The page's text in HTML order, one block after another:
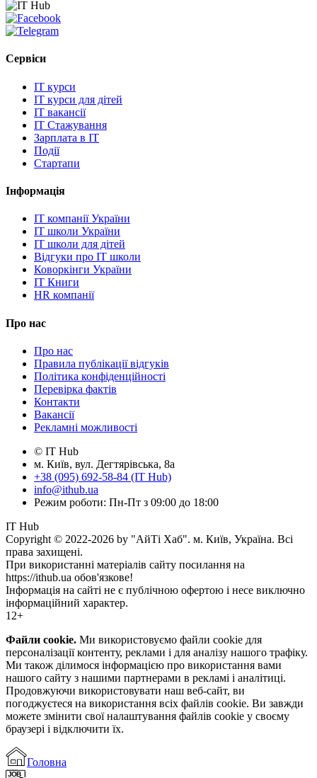
Сервіси
IT курси
IT курси для дітей
IT вакансії
IT Стажування
Зарплата в IT
Події
Стартапи
Інформація
IT компанії України
IT школи України
IT школи для дітей
Відгуки про IT школи
Коворкінги України
IT Книги
HR компанії
Про нас
Про нас
Правила публікації відгуків
Політика конфіденційності
Перевірка фактів
Контакти
Вакансії
Рекламні можливості
© IT Hub
м. Київ, вул. Дегтярівська, 8а
+38 (095) 692-58-84 (IT Hub)
info@ithub.ua
Режим роботи: Пн-Пт з 09:00 до 18:00
IT Hub
Copyright © 2022-2026 by "АйТі Хаб". м. Київ, Україна. Всі
права захищені.
При використанні матеріалів сайту посилання на
https://ithub.ua обов'язкове!
Інформація на сайті не є публічною офертою і несе виключно
інформаційний характер.
12+
Файли cookie. Ми використовуємо файли cookie для
персоналізації контенту, реклами і для аналізу нашого трафіку.
Ми також ділимося інформацією про використання вами
нашого сайту з нашими партнерами в рекламі і аналітиці.
Продовжуючи використовувати наш веб-сайт, ви
погоджуєтеся на використання всіх файлів cookie. Ви завжди
можете змінити свої налаштування файлів cookie у своєму
браузері і відключити їх.
Головна